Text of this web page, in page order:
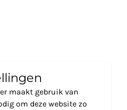
maakt gebruik van
om deze website zo